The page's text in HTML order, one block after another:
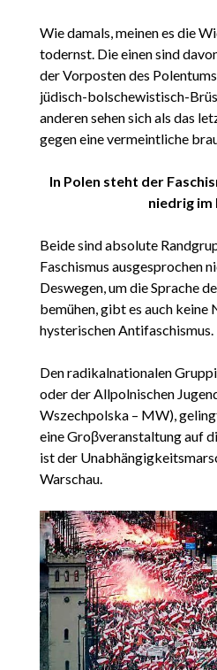
Wie damals, meinen es die
todernst. Die einen sind
der Vorposten des
jüdisch-bolschewistisch-
anderen sehen sich als das
gegen eine vermeintliche
In Polen steht der
niedrig im
Beide sind absolute
Faschismus ausgesprochen
Deswegen, um die Sprache
bemühen, gibt es auch keine
hysterischen Antifaschismus.
Den radikalnationalen
oder der Allpolnischen
Wszechpolska – MW),
eine Groβveranstaltung auf
ist der
Warschau.